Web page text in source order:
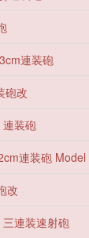
連装砲
砲改
装砲
連装砲 Model
改
連装速射砲